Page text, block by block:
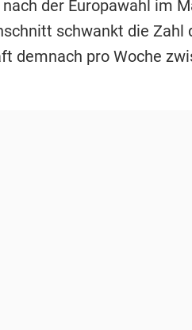
der Europawahl im
schwankt die Zahl
demnach pro Woche